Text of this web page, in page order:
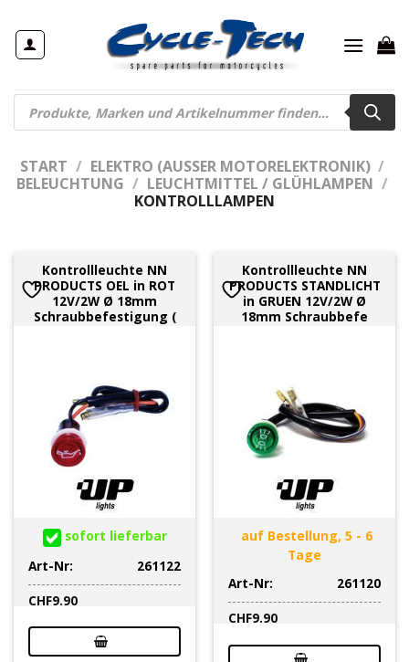
Inhalt
springen
Products
search
START / ELEKTRO (AUSSER MOTORELEKTRONIK) /
BELEUCHTUNG / LEUCHTMITTEL / GLÜHLAMPEN /
KONTROLLLAMPEN
Kontrollleuchte NN
PRODUCTS OEL in ROT
12V/2W Ø 18mm
Schraubbefestigung (
sofort lieferbar
Art-Nr:
261122
CHF9.90
Kontrollleuchte NN
PRODUCTS STANDLICHT
in GRUEN 12V/2W Ø
18mm Schraubbefe
auf Bestellung, 5 - 6
Tage
Art-Nr:
261120
CHF9.90